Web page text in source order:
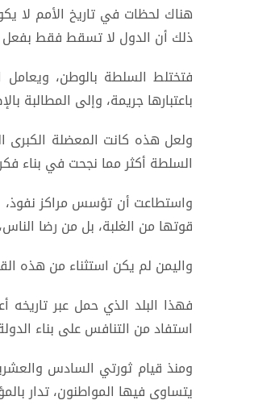
هناك لحظات في تاريخ الأمم لا
ذلك أن الدول لا تسقط فقط بفعل
فتختلط السلطة بالوطن، ويعامل
باعتبارها جريمة، وإلى المطالبة
ولعل هذه كانت المعضلة الكبرى
السلطة أكثر مما نجحت في بناء
واستطاعت أن تؤسس مراكز نفوذ،
قوتها من الغلبة، بل من رضا
واليمن لم يكن استثناء من هذه
فهذا البلد الذي حمل عبر
استفاد من التنافس على بناء
ومنذ قيام ثورتي السادس
يتساوى فيها المواطنون، تدار